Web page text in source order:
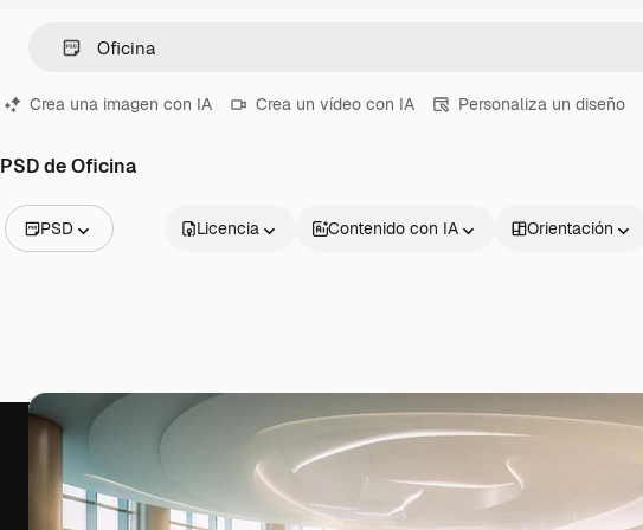
Crea una imagen con IA Crea un vídeo con IA Personaliza un diseño
PSD de Oficina
PSD
Vídeos
Clips de vídeo
Motion graphics
Plantillas de vídeos
Iconos
Modelos 3D
Fuentes
Licencia Contenido con IA Orientación
Productos